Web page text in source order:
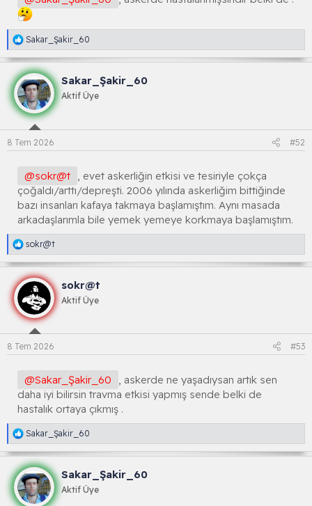
R
e
a
k
s
i
y
o
n
l
a
:
Sakar_Şakir_60
Sakar_Şakir_60
Aktif Üye
8 Tem 2026 #52
@sokr@t
, evet askerliğin etkisi ve tesiriyle çokça
çoğaldı/arttı/depreşti. 2006 yılında askerliğim bittiğinde
bazı insanları kafaya takmaya başlamıştım. Aynı masada
arkadaşlarımla bile yemek yemeye korkmaya başlamıştım.
R
e
a
k
s
i
y
o
n
l
a
:
sokr@t
sokr@t
Aktif Üye
8 Tem 2026 #53
@Sakar_Şakir_60
, askerde ne yaşadıysan artık sen
daha iyi bilirsin travma etkisi yapmış sende belki de
hastalık ortaya çıkmış .
R
e
a
k
s
i
y
Sakar_Şakir_60
Sakar_Şakir_60
Aktif Üye